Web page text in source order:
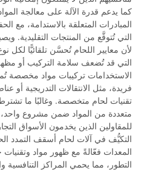
كما يدعم قدرة الآلة على معالجة
المبادرات المتعلقة بالاستدامة، مع
التي تُتوقَّع من المنتجات التقليدية.
لأن معايير اللحام تُحسَّن تلقائيًّا لكل
التي قد تُضعف سلامة التركيب أو
الاستخدامات تركيبات مواد مخصصة
فريدة، مثل الانتقالات التدريجية أو
تقنيات لحام متخصصة. وغالبًا ما تشترط
متعددة من المواد ضمن مشروع واحد،
للمقاولين الذين يخدمون الأسواق
التكيُّف في آلات لحام أسقف التمدد
المعدات فعّالةً مع ظهور مواد
التطور، مما يحمي المراكز التنافسية